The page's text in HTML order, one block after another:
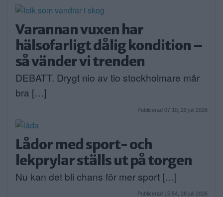
Varannan vuxen har
hälsofarligt dålig kondition –
så vänder vi trenden
DEBATT. Drygt nio av tio stockholmare mår
bra […]
Publicerad 07:10, 29 juli 2026
Lådor med sport- och
lekprylar ställs ut på torgen
Nu kan det bli chans för mer sport […]
Publicerad 15:54, 28 juli 2026